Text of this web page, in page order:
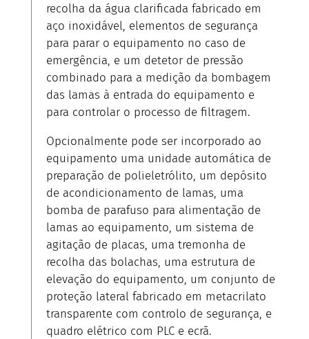
recolha da água clarificada fabricado em
aço inoxidável, elementos de segurança
para parar o equipamento no caso de
emergência, e um detetor de pressão
combinado para a medição da bombagem
das lamas à entrada do equipamento e
para controlar o processo de filtragem.
Opcionalmente pode ser incorporado ao
equipamento uma unidade automática de
preparação de polieletrólito, um depósito
de acondicionamento de lamas, uma
bomba de parafuso para alimentação de
lamas ao equipamento, um sistema de
agitação de placas, uma tremonha de
recolha das bolachas, uma estrutura de
elevação do equipamento, um conjunto de
proteção lateral fabricado em metacrilato
transparente com controlo de segurança, e
quadro elétrico com PLC e ecrã.